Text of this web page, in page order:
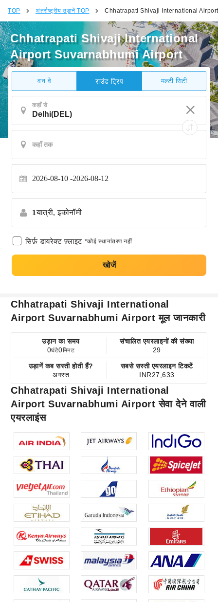
TOP अंतर्राष्ट्रीय उड़ानें TOP Chhatrapati Shivaji International
Chhatrapati Shivaji International
Airport Suvarnabhumi Airport
वन वे राउंड ट्रिप मल्टी सिटी
कहाँ से
2026-08-10 2026-08-12
1यात्री, इकोनॉमी
सिर्फ़ डायरेक्ट फ़्लाइट *कोई स्थानांतरण नहीं
खोजें
Chhatrapati Shivaji International
Airport Suvarnabhumi Airport मूल जानकारी
उड़ान का समय
0घंटे0मिनट
संचालित एयरलाइनों की संख्या
29
उड़ानें कब सस्ती होती हैं?
अगस्त
सबसे सस्ती एयरलाइन टिकटें
INR27,633
Chhatrapati Shivaji International
Airport Suvarnabhumi Airport सेवा देने वाली
एयरलाइंस